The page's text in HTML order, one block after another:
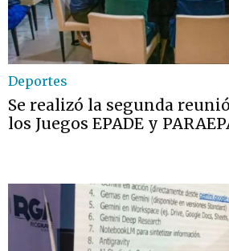
Deportes
Se realizó la segunda
los Juegos EPADE y